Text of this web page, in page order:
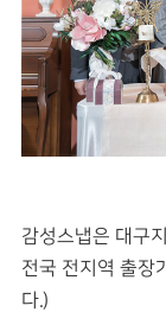
감성스냅은 대구
전국 전지역 출장
다.)